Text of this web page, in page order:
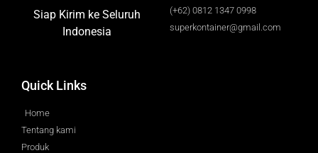
Siap Kirim ke Seluruh
Indonesia
(+62) 0812 1347 0998
superkontainer@gmail.com
Quick Links
Home
Tentang kami
Produk